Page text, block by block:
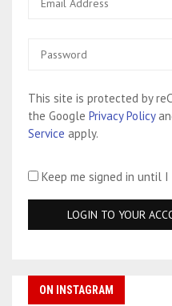
This site is protected by
the Google Privacy Policy
Service apply.
Keep me signed in until
ON INSTAGRAM